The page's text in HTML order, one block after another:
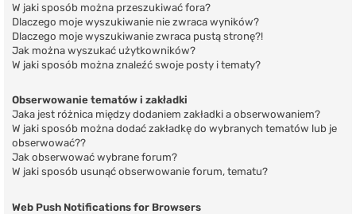
W jaki sposób można przeszukiwać fora?
Dlaczego moje wyszukiwanie nie zwraca wyników?
Dlaczego moje wyszukiwanie zwraca pustą stronę?!
Jak można wyszukać użytkowników?
W jaki sposób można znaleźć swoje posty i tematy?
Obserwowanie tematów i zakładki
Jaka jest różnica między dodaniem zakładki a obserwowaniem?
W jaki sposób można dodać zakładkę do wybranych tematów lub je
obserwować??
Jak obserwować wybrane forum?
W jaki sposób usunąć obserwowanie forum, tematu?
Web Push Notifications for Browsers